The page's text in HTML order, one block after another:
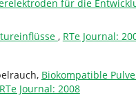
für die
, RTe Journal:
Biokompatible
RTe Journal: 2008